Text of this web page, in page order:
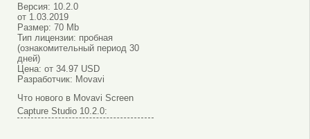
Версия: 10.2.0
от 1.03.2019
Размер: 70 Mb
Тип лицензии: пробная
(ознакомительный период 30
дней)
Цена: от 34.97 USD
Разработчик: Movavi
Что нового в Movavi Screen
Capture Studio 10.2.0: